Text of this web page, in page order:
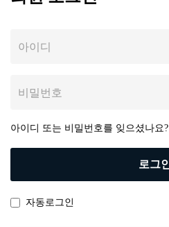
아이디 또는 비밀번호를 잊으셨나요?
로그
자동로그인